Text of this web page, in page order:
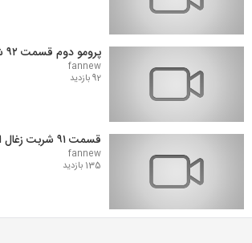
پرومو دوم قسمت ۹۲ شربت زغال اخته
fannew
92 بازدید
قسمت ۹۱ شربت زغال اخته
fannew
135 بازدید